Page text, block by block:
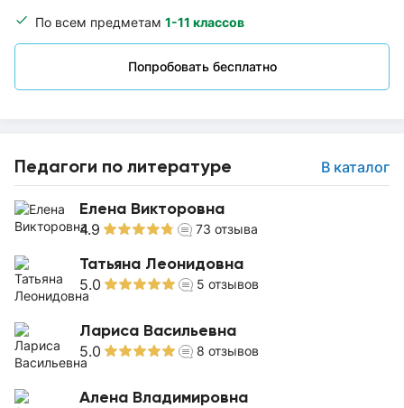
По всем предметам 1-11 классов
Попробовать бесплатно
Педагоги по литературе В каталог
Елена Викторовна
4.9 73 отзыва
Татьяна Леонидовна
5.0 5 отзывов
Лариса Васильевна
5.0 8 отзывов
Алена Владимировна